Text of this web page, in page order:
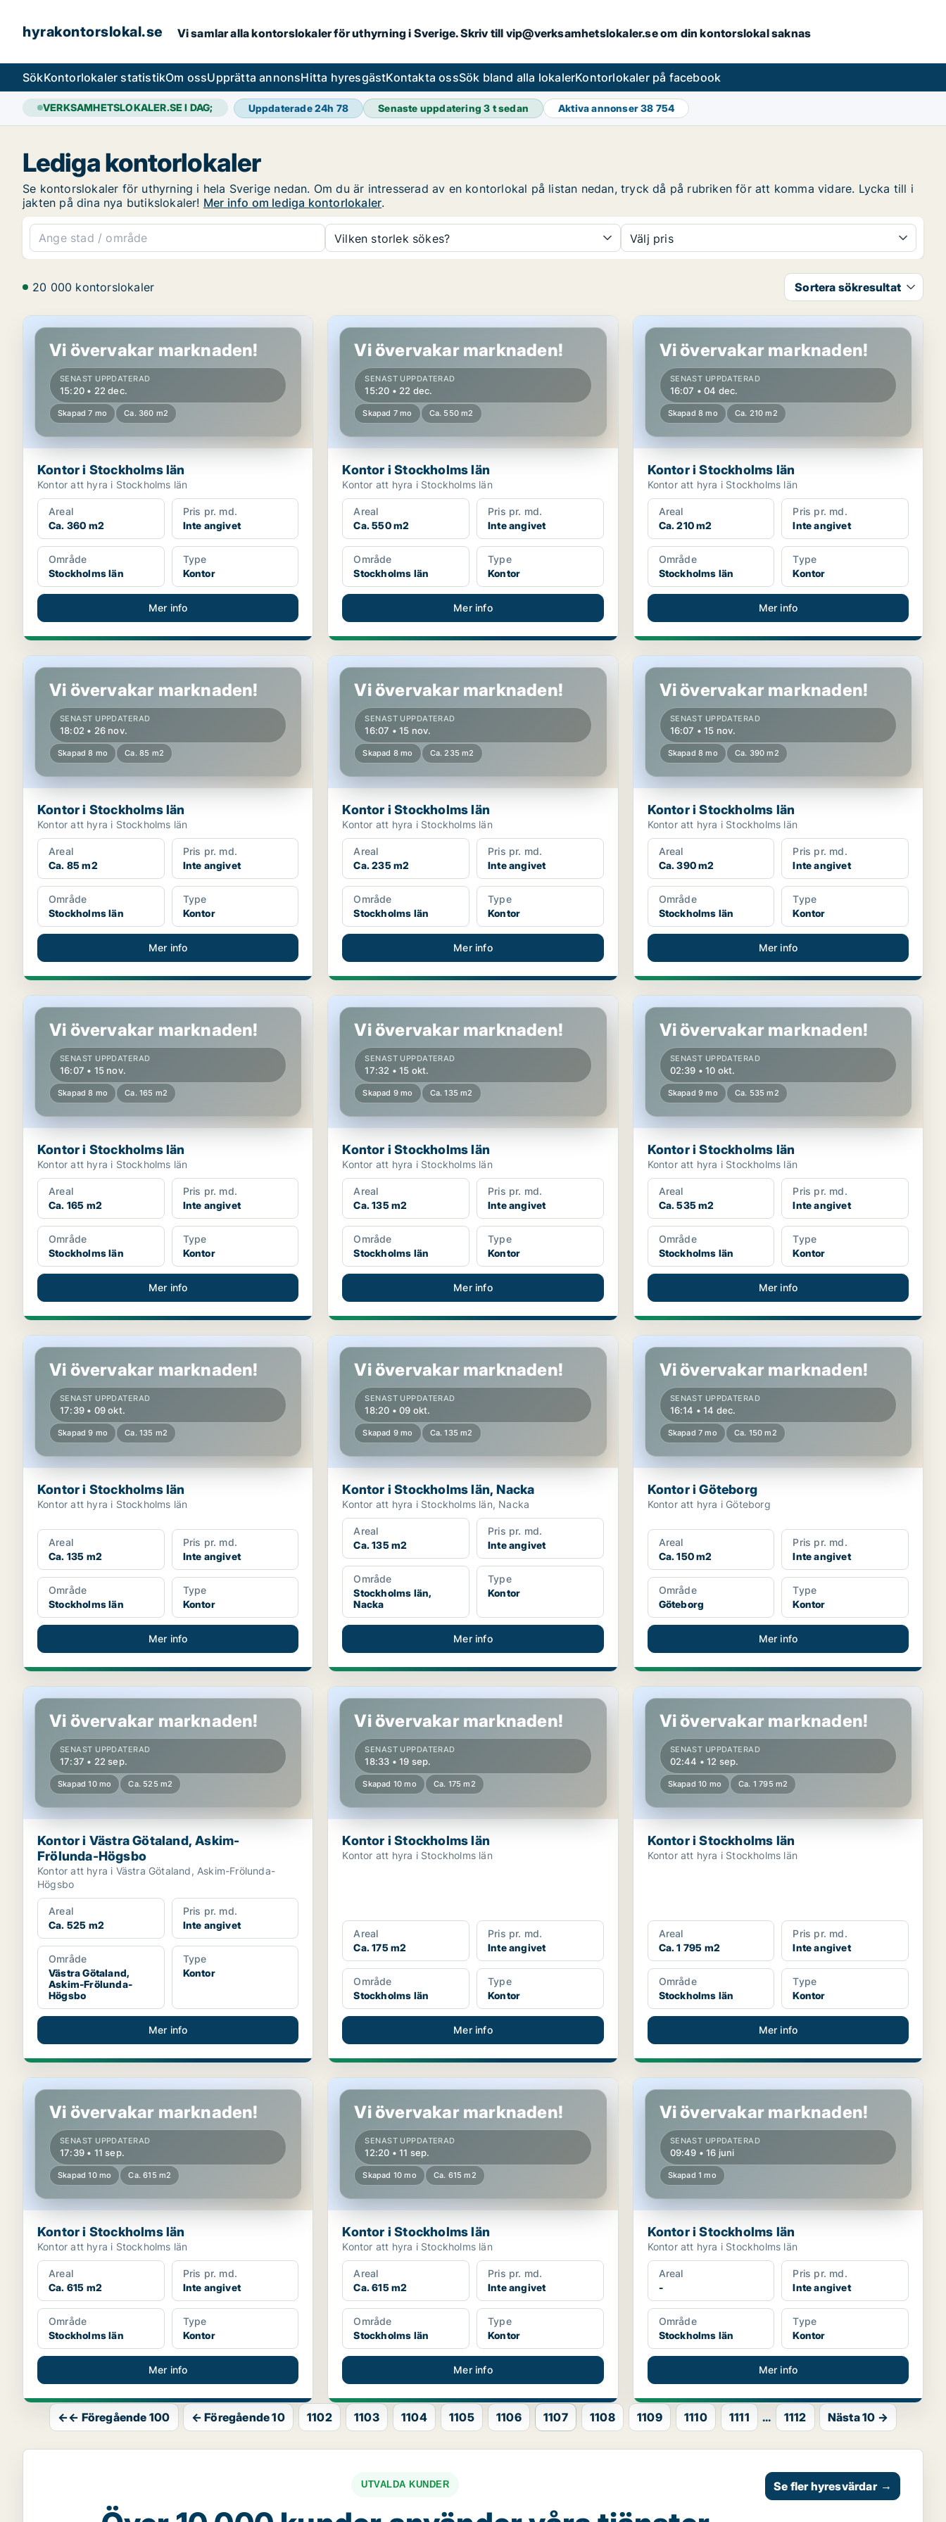
hyrakontorslokal.se Vi samlar alla kontorslokaler för uthyrning i Sverige. Skriv till vip@verksamhetslokaler.se om din kontorslokal saknas
SökKontorlokaler statistikOm ossUpprätta annonsHitta hyresgästKontakta ossSök bland alla lokalerKontorlokaler på facebook
VERKSAMHETSLOKALER.SE I DAG; Uppdaterade 24h 78 Senaste uppdatering3 t sedan Aktiva annonser38 754
Lediga kontorlokaler
Se kontorslokaler för uthyrning i hela Sverige nedan. Om du är intresserad av en kontorlokal på listan nedan, tryck då på rubriken för att komma vidare. Lycka till i
jakten på dina nya butikslokaler! Mer info om lediga kontorlokaler.
Vilken storlek sökes? Välj pris
20 000 kontorslokaler Sortera sökresultat
Kontor i Stockholms län
Vi övervakar marknaden!
SENAST UPPDATERAD
15:20 • 22 dec.
Skapad 7 mo Ca. 360 m2
Kontor i Stockholms län
Kontor att hyra i Stockholms län
Areal
Ca. 360 m2
Pris pr. md.
Inte angivet
Område
Stockholms län
Type
Kontor
Mer info
Kontor i Stockholms län
Vi övervakar marknaden!
SENAST UPPDATERAD
15:20 • 22 dec.
Skapad 7 mo Ca. 550 m2
Kontor i Stockholms län
Kontor att hyra i Stockholms län
Areal
Ca. 550 m2
Pris pr. md.
Inte angivet
Område
Stockholms län
Type
Kontor
Mer info
Kontor i Stockholms län
Vi övervakar marknaden!
SENAST UPPDATERAD
16:07 • 04 dec.
Skapad 8 mo Ca. 210 m2
Kontor i Stockholms län
Kontor att hyra i Stockholms län
Areal
Ca. 210 m2
Pris pr. md.
Inte angivet
Område
Stockholms län
Type
Kontor
Mer info
Kontor i Stockholms län
Vi övervakar marknaden!
SENAST UPPDATERAD
18:02 • 26 nov.
Skapad 8 mo Ca. 85 m2
Kontor i Stockholms län
Kontor att hyra i Stockholms län
Areal
Ca. 85 m2
Pris pr. md.
Inte angivet
Område
Stockholms län
Type
Kontor
Mer info
Kontor i Stockholms län
Vi övervakar marknaden!
SENAST UPPDATERAD
16:07 • 15 nov.
Skapad 8 mo Ca. 235 m2
Kontor i Stockholms län
Kontor att hyra i Stockholms län
Areal
Ca. 235 m2
Pris pr. md.
Inte angivet
Område
Stockholms län
Type
Kontor
Mer info
Kontor i Stockholms län
Vi övervakar marknaden!
SENAST UPPDATERAD
16:07 • 15 nov.
Skapad 8 mo Ca. 390 m2
Kontor i Stockholms län
Kontor att hyra i Stockholms län
Areal
Ca. 390 m2
Pris pr. md.
Inte angivet
Område
Stockholms län
Type
Kontor
Mer info
Kontor i Stockholms län
Vi övervakar marknaden!
SENAST UPPDATERAD
16:07 • 15 nov.
Skapad 8 mo Ca. 165 m2
Kontor i Stockholms län
Kontor att hyra i Stockholms län
Areal
Ca. 165 m2
Pris pr. md.
Inte angivet
Område
Stockholms län
Type
Kontor
Mer info
Kontor i Stockholms län
Vi övervakar marknaden!
SENAST UPPDATERAD
17:32 • 15 okt.
Skapad 9 mo Ca. 135 m2
Kontor i Stockholms län
Kontor att hyra i Stockholms län
Areal
Ca. 135 m2
Pris pr. md.
Inte angivet
Område
Stockholms län
Type
Kontor
Mer info
Kontor i Stockholms län
Vi övervakar marknaden!
SENAST UPPDATERAD
02:39 • 10 okt.
Skapad 9 mo Ca. 535 m2
Kontor i Stockholms län
Kontor att hyra i Stockholms län
Areal
Ca. 535 m2
Pris pr. md.
Inte angivet
Område
Stockholms län
Type
Kontor
Mer info
Kontor i Stockholms län
Vi övervakar marknaden!
SENAST UPPDATERAD
17:39 • 09 okt.
Skapad 9 mo Ca. 135 m2
Kontor i Stockholms län
Kontor att hyra i Stockholms län
Areal
Ca. 135 m2
Pris pr. md.
Inte angivet
Område
Stockholms län
Type
Kontor
Mer info
Kontor i Stockholms län, Nacka
Vi övervakar marknaden!
SENAST UPPDATERAD
18:20 • 09 okt.
Skapad 9 mo Ca. 135 m2
Kontor i Stockholms län, Nacka
Kontor att hyra i Stockholms län, Nacka
Areal
Ca. 135 m2
Pris pr. md.
Inte angivet
Område
Stockholms län,
Nacka
Type
Kontor
Mer info
Kontor i Göteborg
Vi övervakar marknaden!
SENAST UPPDATERAD
16:14 • 14 dec.
Skapad 7 mo Ca. 150 m2
Kontor i Göteborg
Kontor att hyra i Göteborg
Areal
Ca. 150 m2
Pris pr. md.
Inte angivet
Område
Göteborg
Type
Kontor
Mer info
Kontor i Västra Götaland, Askim-Frölunda-Högsbo
Vi övervakar marknaden!
SENAST UPPDATERAD
17:37 • 22 sep.
Skapad 10 mo Ca. 525 m2
Kontor i Västra Götaland, Askim-
Frölunda-Högsbo
Kontor att hyra i Västra Götaland, Askim-Frölunda-
Högsbo
Areal
Ca. 525 m2
Pris pr. md.
Inte angivet
Område
Västra Götaland,
Askim-Frölunda-
Högsbo
Type
Kontor
Mer info
Kontor i Stockholms län
Vi övervakar marknaden!
SENAST UPPDATERAD
18:33 • 19 sep.
Skapad 10 mo Ca. 175 m2
Kontor i Stockholms län
Kontor att hyra i Stockholms län
Areal
Ca. 175 m2
Pris pr. md.
Inte angivet
Område
Stockholms län
Type
Kontor
Mer info
Kontor i Stockholms län
Vi övervakar marknaden!
SENAST UPPDATERAD
02:44 • 12 sep.
Skapad 10 mo Ca. 1 795 m2
Kontor i Stockholms län
Kontor att hyra i Stockholms län
Areal
Ca. 1 795 m2
Pris pr. md.
Inte angivet
Område
Stockholms län
Type
Kontor
Mer info
Kontor i Stockholms län
Vi övervakar marknaden!
SENAST UPPDATERAD
17:39 • 11 sep.
Skapad 10 mo Ca. 615 m2
Kontor i Stockholms län
Kontor att hyra i Stockholms län
Areal
Ca. 615 m2
Pris pr. md.
Inte angivet
Område
Stockholms län
Type
Kontor
Mer info
Kontor i Stockholms län
Vi övervakar marknaden!
SENAST UPPDATERAD
12:20 • 11 sep.
Skapad 10 mo Ca. 615 m2
Kontor i Stockholms län
Kontor att hyra i Stockholms län
Areal
Ca. 615 m2
Pris pr. md.
Inte angivet
Område
Stockholms län
Type
Kontor
Mer info
Kontor i Stockholms län
Vi övervakar marknaden!
SENAST UPPDATERAD
09:49 • 16 juni
Skapad 1 mo
Kontor i Stockholms län
Kontor att hyra i Stockholms län
Areal
-
Pris pr. md.
Inte angivet
Område
Stockholms län
Type
Kontor
Mer info
←← Föregående 100 ← Föregående 10 1102 1103 1104 1105 1106 1107 1108 1109 1110 1111 ... 1112 Nästa 10 →
UTVALDA KUNDER Se fler hyresvärdar →